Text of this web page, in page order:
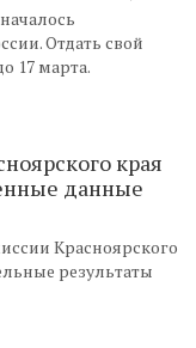
Отдать свой
17 марта.
края
данные
Красноярского
результаты